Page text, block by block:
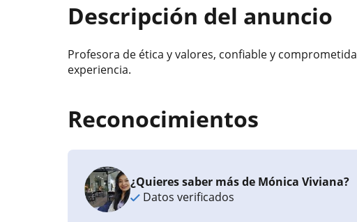
Descripción del anuncio
Profesora de ética y valores, confiable y
experiencia.
Reconocimientos
¿Quieres saber más de Mónica Viviana?
Datos verificados